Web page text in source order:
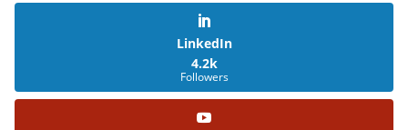
LinkedIn
4.2k
Followers